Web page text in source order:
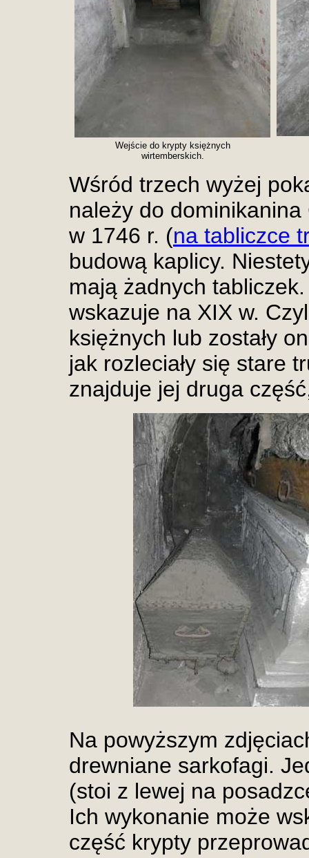
Wejście do krypty księżnych
wirtemberskich.
Wśród trzech wyżej
należy do dominikanina
w 1746 r. (na tabliczce
budową kaplicy.
mają żadnych
wskazuje na XIX w.
księżnych lub zostały
jak rozleciały się stare
znajduje jej druga
Na powyższym
drewniane sarkofagi.
(stoi z lewej na
Ich wykonanie może
część krypty